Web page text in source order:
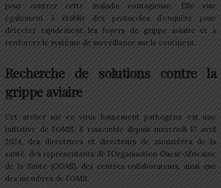
pour contrer cette maladie contagieuse. Elle vise
également à établir des protocoles d’enquête pour
détecter rapidement les foyers de grippe aviaire et à
renforcer le système de surveillance sur le continent.
Recherche de solutions contre la
grippe aviaire
Cet atelier sur ce virus hautement pathogène est une
initiative de l’OMS. Il rassemble depuis mercredi 17 avril
2024, des directrices et directeurs de ministères de la
santé, des représentants de l’Organisation Ouest-Africaine
de la Santé (OOAS), des centres collaborateurs, ainsi que
des membres de l’OMS.